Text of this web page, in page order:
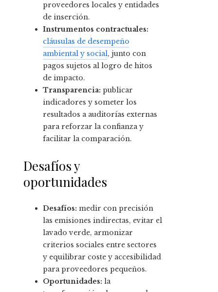
proveedores locales y entidades
de inserción.
Instrumentos contractuales:
cláusulas de desempeño
ambiental y social, junto con
pagos sujetos al logro de hitos
de impacto.
Transparencia: publicar
indicadores y someter los
resultados a auditorías externas
para reforzar la confianza y
facilitar la comparación.
Desafíos y
oportunidades
Desafíos: medir con precisión
las emisiones indirectas, evitar el
lavado verde, armonizar
criterios sociales entre sectores
y equilibrar coste y accesibilidad
para proveedores pequeños.
Oportunidades: la